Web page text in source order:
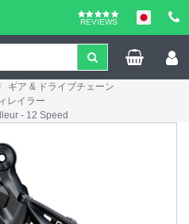
REVIEWS
ギア & ドライブチェーン
レイラー
- 12 Speed